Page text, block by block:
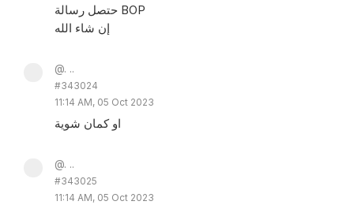
حتصل رسالة BOP
إن شاء الله
@. ..
#343024
11:14 AM, 05 Oct 2023
او كمان شوية
@. ..
#343025
11:14 AM, 05 Oct 2023